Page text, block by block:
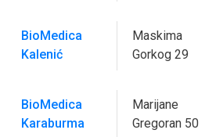
BioMedica
Kalenić
Maskima
Gorkog 29
BioMedica
Karaburma
Marijane
Gregoran 50